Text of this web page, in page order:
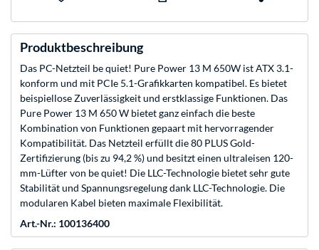
Produktbeschreibung
Das PC-Netzteil be quiet! Pure Power 13 M 650W ist ATX 3.1-
konform und mit PCIe 5.1-Grafikkarten kompatibel. Es bietet
beispiellose Zuverlässigkeit und erstklassige Funktionen. Das
Pure Power 13 M 650 W bietet ganz einfach die beste
Kombination von Funktionen gepaart mit hervorragender
Kompatibilität. Das Netzteil erfüllt die 80 PLUS Gold-
Zertifizierung (bis zu 94,2 %) und besitzt einen ultraleisen 120-
mm-Lüfter von be quiet! Die LLC-Technologie bietet sehr gute
Stabilität und Spannungsregelung dank LLC-Technologie. Die
modularen Kabel bieten maximale Flexibilität.
Art.-Nr.: 100136400